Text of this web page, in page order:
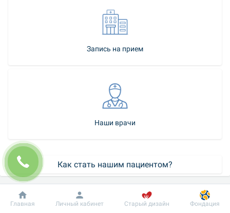
Запись на прием
Наши врачи
Как стать нашим пациентом?
Контакт-центр
Добробут Информация Пациенту
Главная Личный кабинет Старый дизайн Фондация